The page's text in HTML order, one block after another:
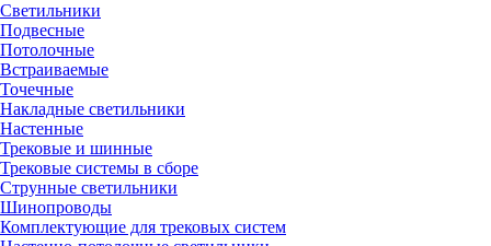
Светильники
Подвесные
Потолочные
Встраиваемые
Точечные
Накладные светильники
Настенные
Трековые и шинные
Трековые системы в сборе
Струнные светильники
Шинопроводы
Комплектующие для трековых систем